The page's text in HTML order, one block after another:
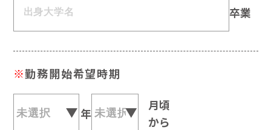
卒業
※勤務開始希望時期
年
月頃
から